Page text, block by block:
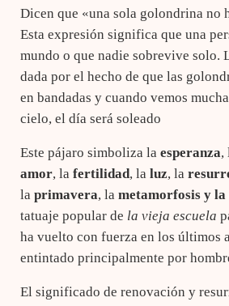
Dicen que «una sola golondrina no
Esta expresión significa que una
mundo o que nadie sobrevive solo.
dada por el hecho de que las
en bandadas y cuando vemos
cielo, el día será soleado
Este pájaro simboliza la esperanza,
amor, la fertilidad, la luz, la
la primavera, la metamorfosis y la
tatuaje popular de la vieja escuela
ha vuelto con fuerza en los últimos
entintado principalmente por
El significado de renovación y